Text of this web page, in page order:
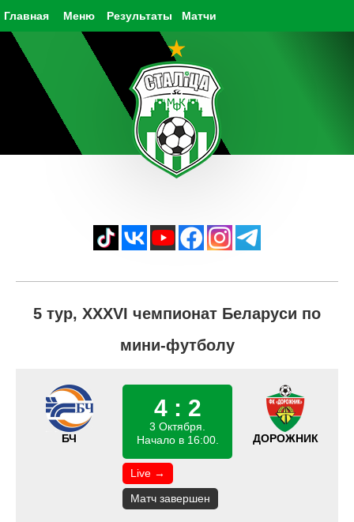
Главная Результаты Матчи
Меню
5 тур, XXXVI чемпионат Беларуси по
мини-футболу
БЧ
4 : 2
3 Октября.
Начало в 16:00.
Live →
Матч завершен
ДОРОЖНИК